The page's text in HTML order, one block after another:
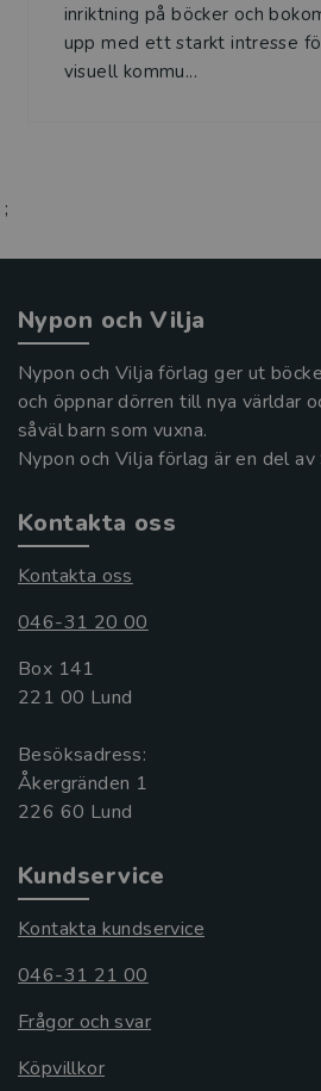
inriktning på böcker och
upp med ett starkt intresse
visuell kommu...
;
Nypon och Vilja
Nypon och Vilja förlag ger ut
och öppnar dörren till nya världar
såväl barn som vuxna.
Nypon och Vilja förlag är en del
Kontakta oss
Kontakta oss
046-31 20 00
Box 141
221 00 Lund
Besöksadress:
Åkergränden 1
Kundservice
Kontakta kundservice
046-31 21 00
Frågor och svar
Köpvillkor